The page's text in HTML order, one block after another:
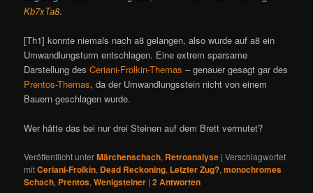
Kb7xTa8.
[Th1] konnte niemals nach a8 gelangen, also wurde auf a8 ein
Umwandlungsturm entschlagen. Eine extrem sparsame
Darstellung desCeriani-Frolkin-Themas – genauer gesagt gar des
Prentos-Themas, da der Umwandlungsstein nicht von einem
Bauern geschlagen wurde.
Wer hätte das bei nur drei Steinen auf dem Brett vermutet?
Veröffentlicht unterMärchenschach, Retroanalyse |Verschlagwortet
mitCeriani-Frolkin, Dead Reckoning, Letzter Zug?,monochromes
Schach, Prentos,Wenigsteiner |2 Antworten